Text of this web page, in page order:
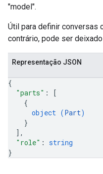
"model".
Útil para definir conversas
contrário, pode ser
Representação JSON
{
"parts" :
[
{
object (Part)
}
] ,
"role" : string
}